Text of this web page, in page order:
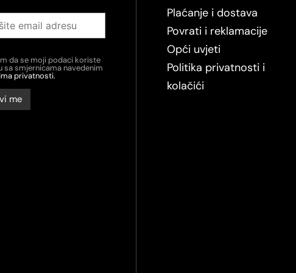
da se moji podaci koriste
sa smjernicama navedenim
privatnosti.
Plaćanje i dostava
Povrati i reklamacije
Opći uvjeti
Politika privatnosti i
kolačići